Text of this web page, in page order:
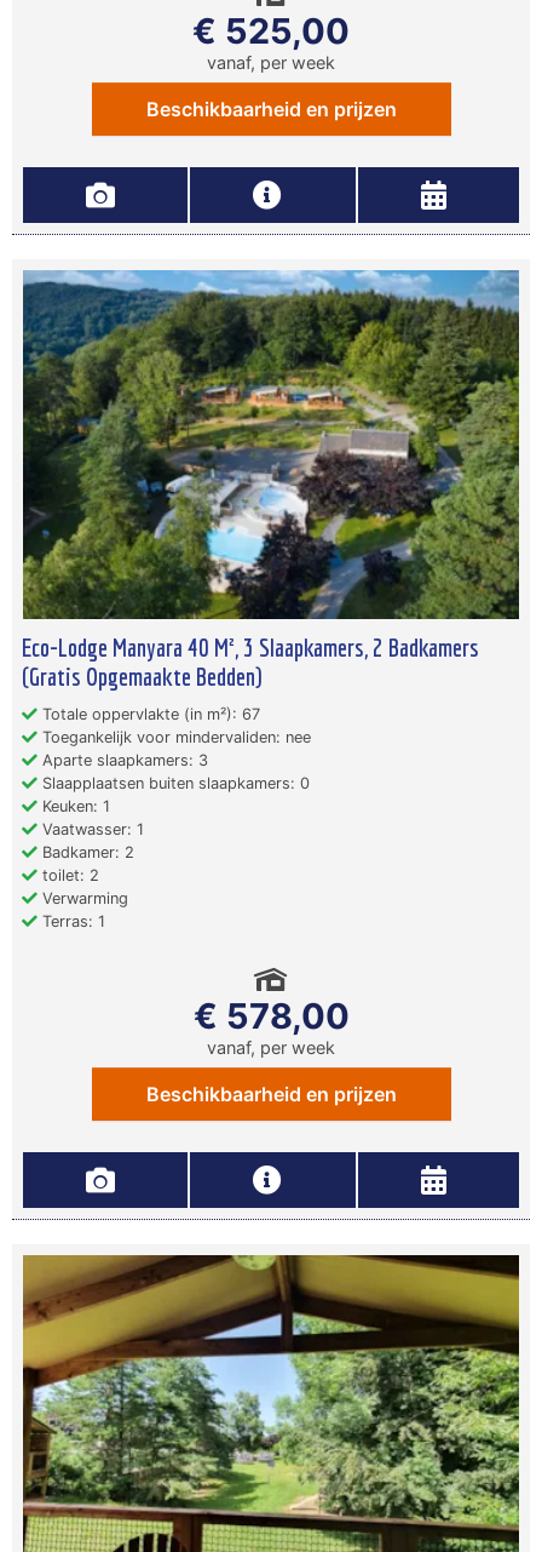
€ 525,00
vanaf, per week
Beschikbaarheid en prijzen
Eco-Lodge Manyara 40 M², 3 Slaapkamers, 2 Badkamers
(Gratis Opgemaakte Bedden)
Totale oppervlakte (in m²): 67
Toegankelijk voor mindervaliden: nee
Aparte slaapkamers: 3
Slaapplaatsen buiten slaapkamers: 0
Keuken: 1
Vaatwasser: 1
Badkamer: 2
toilet: 2
Verwarming
Terras: 1
€ 578,00
vanaf, per week
Beschikbaarheid en prijzen